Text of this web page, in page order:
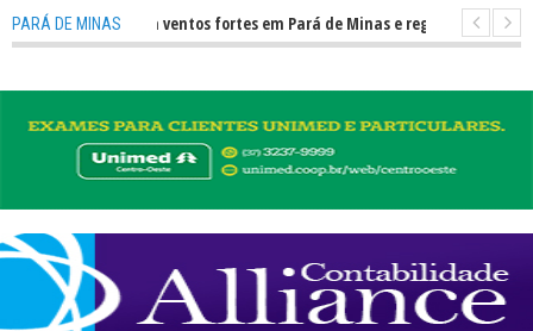
PARÁ DE MINAS
Civil alerta para ventos fortes em Pará de Minas e região Centro-Oeste